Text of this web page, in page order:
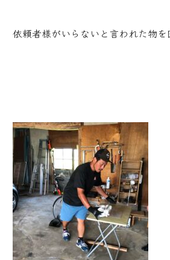
依頼者様がいらないと言われた物